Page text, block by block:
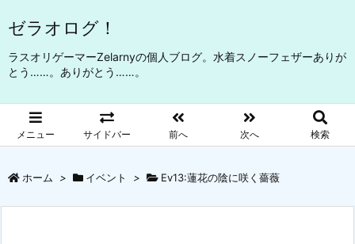
ゼラオログ！
ラスオリゲーマーZelarnyの個人ブログ。水着スノーフェザーありが
とう……。ありがとう……。
メニュー サイドバー 前へ 次へ 検索
ホーム > イベント > Ev13:蓮花の陰に咲く薔薇